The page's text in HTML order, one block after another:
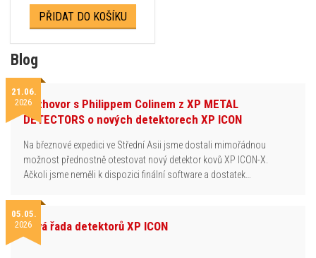
PŘIDAT DO KOŠÍKU
Blog
21.06.
2026Rozhovor s Philippem Colinem z XP METAL
DETECTORS o nových detektorech XP ICON
Na březnové expedici ve Střední Asii jsme dostali mimořádnou
možnost přednostně otestovat nový detektor kovů XP ICON-X.
Ačkoli jsme neměli k dispozici finální software a dostatek…
05.05.
2026Nová řada detektorů XP ICON